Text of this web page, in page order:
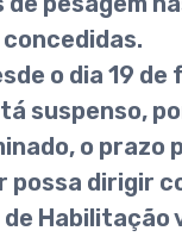
o dia 19
suspenso,
o prazo
possa dirigir
Habilitação